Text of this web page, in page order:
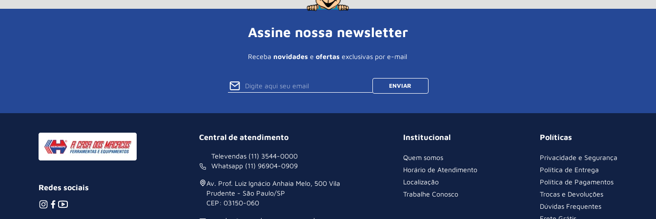
Assine nossa newsletter
Receba novidades e ofertas exclusivas por e-mail
ENVIAR
Redes sociais
Central de atendimento
Televendas (11) 3544-0000
Whatsapp (11) 96904-0909
Av. Prof. Luiz Ignácio Anhaia Melo, 500 Vila
Prudente - São Paulo/SP
CEP: 03150-060
Institucional
Quem somos
Horário de Atendimento
Localização
Trabalhe Conosco
Políticas
Privacidade e Segurança
Política de Entrega
Política de Pagamentos
Trocas e Devoluções
Dúvidas Frequentes